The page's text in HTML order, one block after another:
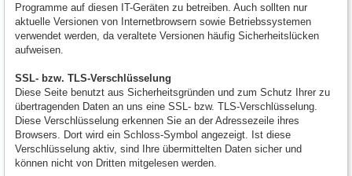
Programme auf diesen IT-Geräten zu betreiben. Auch sollten nur
aktuelle Versionen von Internetbrowsern sowie Betriebssystemen
verwendet werden, da veraltete Versionen häufig Sicherheitslücken
aufweisen.
SSL- bzw. TLS-Verschlüsselung
Diese Seite benutzt aus Sicherheitsgründen und zum Schutz Ihrer zu
übertragenden Daten an uns eine SSL- bzw. TLS-Verschlüsselung.
Diese Verschlüsselung erkennen Sie an der Adressezeile ihres
Browsers. Dort wird ein Schloss-Symbol angezeigt. Ist diese
Verschlüsselung aktiv, sind Ihre übermittelten Daten sicher und
können nicht von Dritten mitgelesen werden.